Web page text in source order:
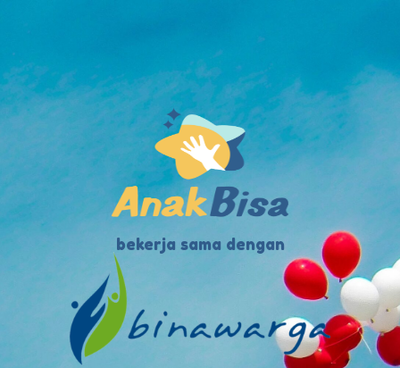
bekerja sama dengan